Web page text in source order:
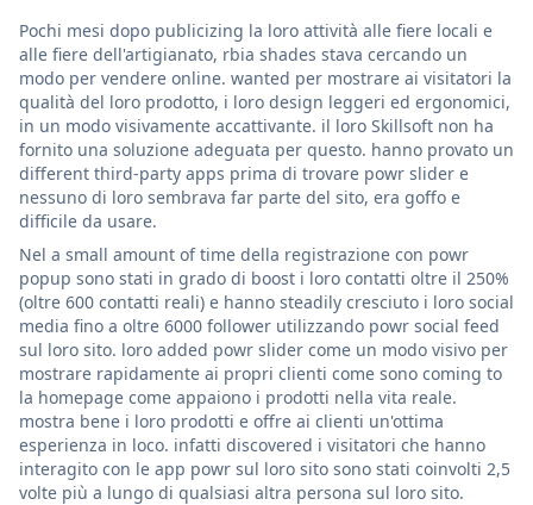
Pochi mesi dopo publicizing la loro attività alle fiere locali e
alle fiere dell'artigianato, rbia shades stava cercando un
modo per vendere online. wanted per mostrare ai visitatori la
qualità del loro prodotto, i loro design leggeri ed ergonomici,
in un modo visivamente accattivante. il loro Skillsoft non ha
fornito una soluzione adeguata per questo. hanno provato un
different third-party apps prima di trovare powr slider e
nessuno di loro sembrava far parte del sito, era goffo e
difficile da usare.
Nel a small amount of time della registrazione con powr
popup sono stati in grado di boost i loro contatti oltre il 250%
(oltre 600 contatti reali) e hanno steadily cresciuto i loro social
media fino a oltre 6000 follower utilizzando powr social feed
sul loro sito. loro added powr slider come un modo visivo per
mostrare rapidamente ai propri clienti come sono coming to
la homepage come appaiono i prodotti nella vita reale.
mostra bene i loro prodotti e offre ai clienti un'ottima
esperienza in loco. infatti discovered i visitatori che hanno
interagito con le app powr sul loro sito sono stati coinvolti 2,5
volte più a lungo di qualsiasi altra persona sul loro sito.